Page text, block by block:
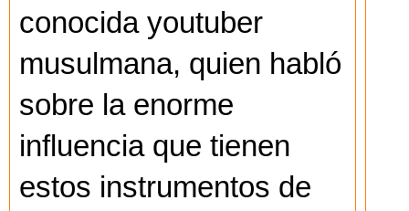
conocida youtuber
musulmana, quien habló
sobre la enorme
influencia que tienen
estos instrumentos de